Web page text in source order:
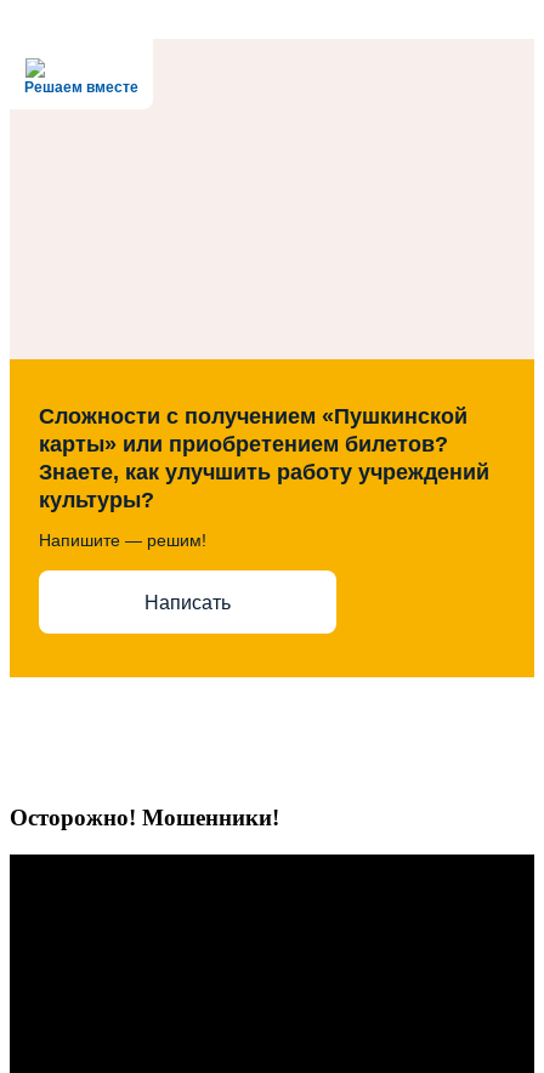
Решаем вместе
Сложности с получением «Пушкинской
карты» или приобретением билетов?
Знаете, как улучшить работу учреждений
культуры?
Напишите — решим!
Написать
Осторожно! Мошенники!